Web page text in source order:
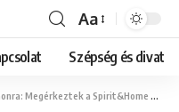
Font
Resizer
Aa
Szépség és divat
a Spirit&Home gyertyái a meghitt estékhez